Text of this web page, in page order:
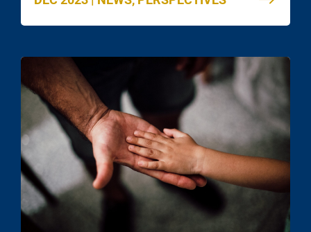
cette période des Fêtes